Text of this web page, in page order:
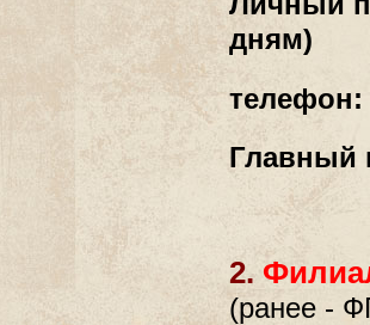
дням)
Главный
2.
(ранее -